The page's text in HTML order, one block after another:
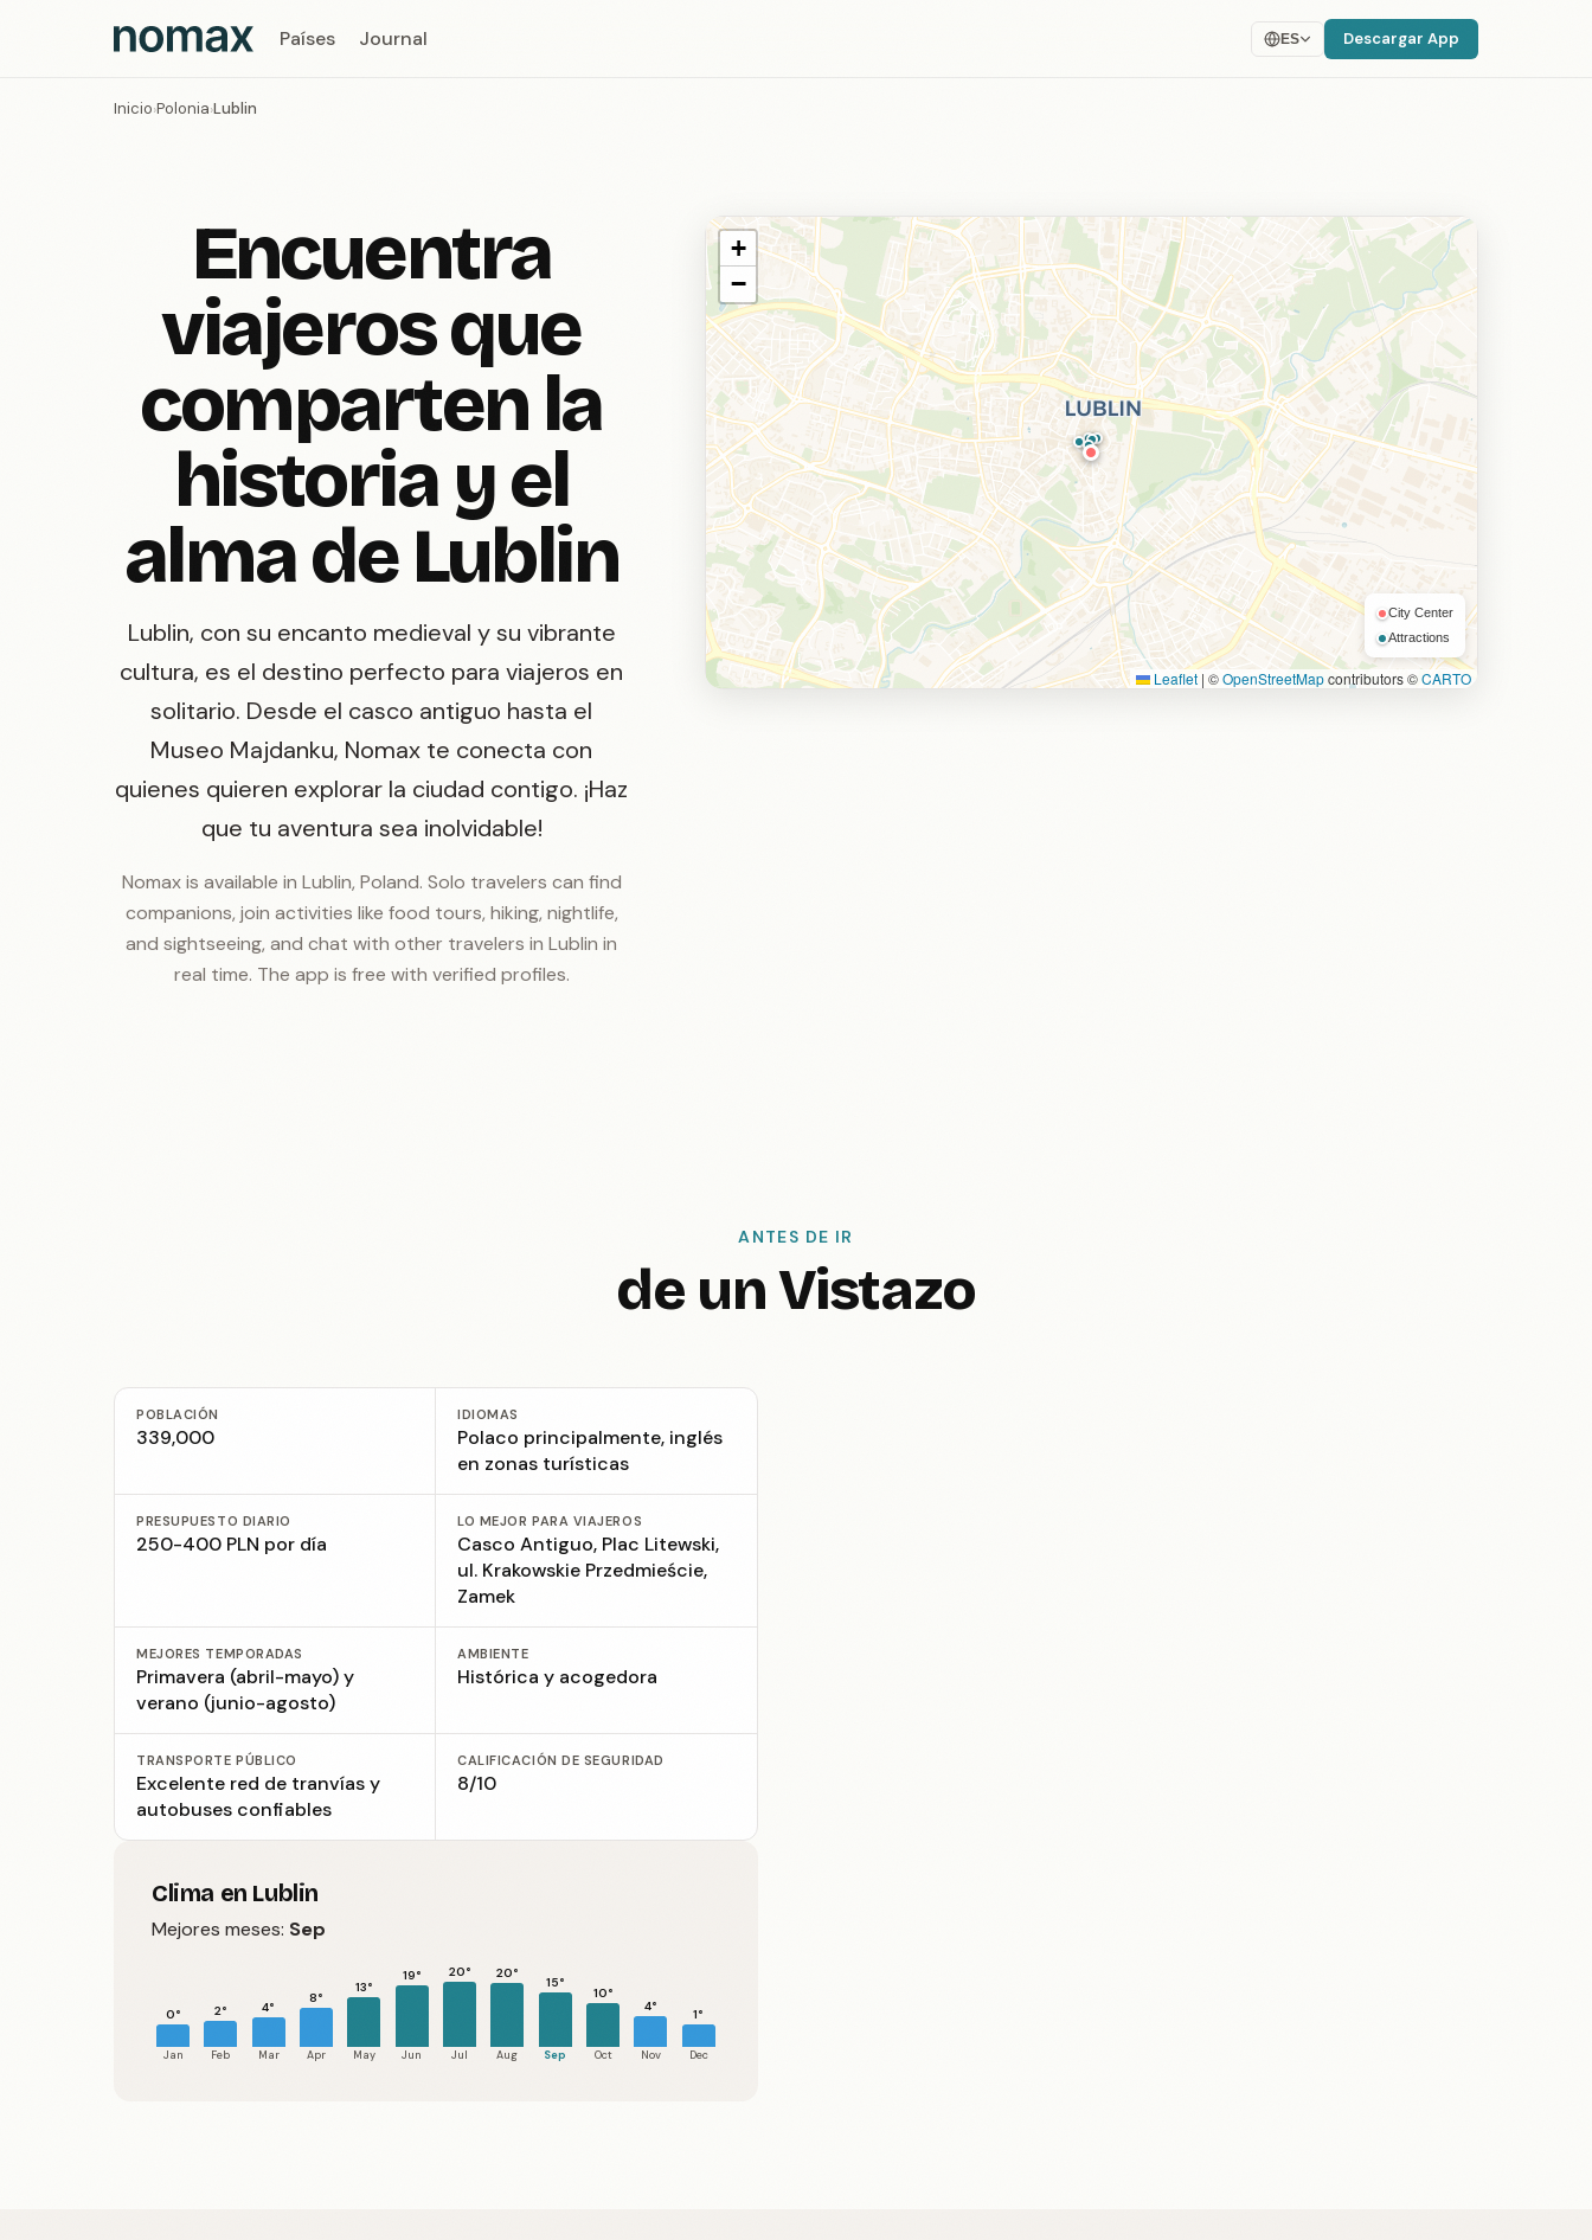
Países Journal ES Descargar App
Inicio›Polonia›Lublin
Encuentra
viajeros que
comparten la
historia y el
alma de Lublin
Lublin, con su encanto medieval y su vibrante
cultura, es el destino perfecto para viajeros en
solitario. Desde el casco antiguo hasta el
Museo Majdanku, Nomax te conecta con
quienes quieren explorar la ciudad contigo. ¡Haz
que tu aventura sea inolvidable!
Nomax is available in Lublin, Poland. Solo travelers can find
companions, join activities like food tours, hiking, nightlife,
and sightseeing, and chat with other travelers in Lublin in
real time. The app is free with verified profiles.
+
−
City Center
Attractions
Leaflet | ©OpenStreetMapcontributors ©CARTO
ANTES DE IR
de un Vistazo
POBLACIÓN
339,000
IDIOMAS
Polaco principalmente, inglés
en zonas turísticas
PRESUPUESTO DIARIO
250-400 PLN por día
LO MEJOR PARA VIAJEROS
Casco Antiguo, Plac Litewski,
ul. Krakowskie Przedmieście,
Zamek
MEJORES TEMPORADAS
Primavera (abril-mayo) y
verano (junio-agosto)
AMBIENTE
Histórica y acogedora
TRANSPORTE PÚBLICO
Excelente red de tranvías y
autobuses confiables
CALIFICACIÓN DE SEGURIDAD
8/10
Clima en Lublin
Mejores meses: Sep
0°
Jan
2°
Feb
4°
Mar
8°
Apr
13°
May
19°
Jun
20°
Jul
20°
Aug
15°
Sep
10°
Oct
4°
Nov
1°
Dec